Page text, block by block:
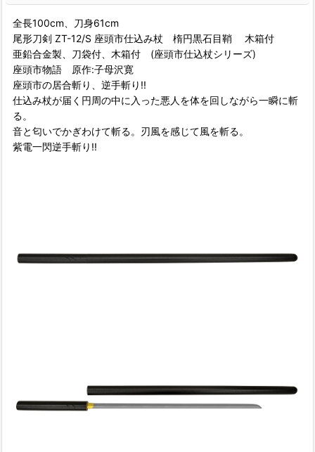
全長100cm、刀身61cm
尾形刀剣 ZT-12/S 座頭市仕込み杖 楕円黒石目鞘 木箱付
亜鉛合金製、刀袋付、木箱付 (座頭市仕込杖シリーズ)
座頭市物語 原作:子母沢寛
座頭市の居合斬り、逆手斬り!!
仕込み杖が届く円周の中に入った悪人を体を回しながら一瞬に斬
る。
音と匂いでかぎわけて斬る。刃風を感じて風を斬る。
紫電一閃逆手斬り!!